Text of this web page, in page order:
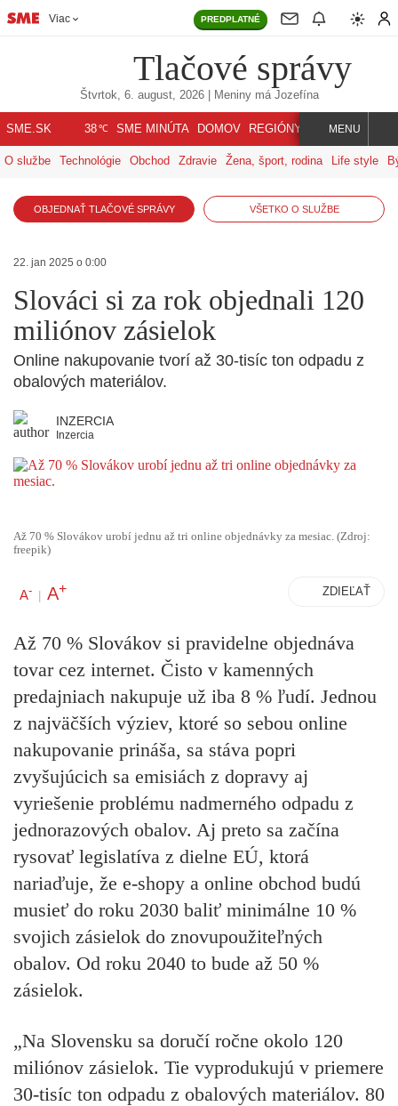
Viac PREDPLATNÉ
Tlačové správy
Štvrtok, 6. august, 2026| Meniny má Jozefína
SME.SK 38℃ SME MINÚTA DOMOV REGIÓNY INDEX SVET
MENU
O službe Technológie Obchod Zdravie Žena, šport, rodina Life style
OBJEDNAŤ TLAČOVÉ SPRÁVY VŠETKO O SLUŽBE
22. jan 2025 o 0:00
Slováci si za rok objednali 120
miliónov zásielok
Online nakupovanie tvorí až 30-tisíc ton odpadu z
obalových materiálov.
INZERCIA
Inzercia
Až 70 % Slovákov urobí jednu až tri online objednávky za mesiac. (Zdroj:
freepik)
A- | A+ ZDIEĽAŤ
Až 70 % Slovákov si pravidelne objednáva
tovar cez internet. Čisto v kamenných
predajniach nakupuje už iba 8 % ľudí. Jednou
z najväčších výziev, ktoré so sebou online
nakupovanie prináša, sa stáva popri
zvyšujúcich sa emisiách z dopravy aj
vyriešenie problému nadmerného odpadu z
jednorazových obalov. Aj preto sa začína
rysovať legislatíva z dielne EÚ, ktorá
nariaďuje, že e-shopy a online obchod budú
musieť do roku 2030 baliť minimálne 10 %
svojich zásielok do znovupoužiteľných
obalov. Od roku 2040 to bude až 50 %
zásielok.
„Na Slovensku sa doručí ročne okolo 120
miliónov zásielok. Tie vyprodukujú v priemere
30-tisíc ton odpadu z obalových materiálov. 80